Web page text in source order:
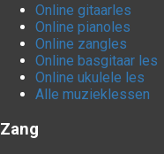
Online gitaarles
Online pianoles
Online zangles
Online basgitaar les
Online ukulele les
Alle muzieklessen
Zang